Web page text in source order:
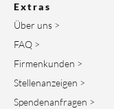
Extras
Über uns >
FAQ >
Firmenkunden >
Stellenanzeigen >
Spendenanfragen >